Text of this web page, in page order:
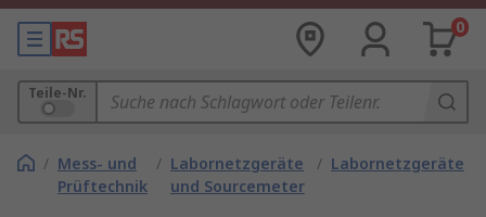
0
Teile-Nr.
/ Mess- und
Prüftechnik
/ Labornetzgeräte
und Sourcemeter
/ Labornetzgeräte